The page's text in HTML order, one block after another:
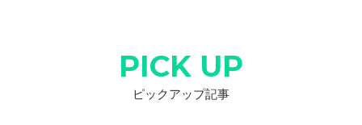
PICK UP
ピックアップ記事